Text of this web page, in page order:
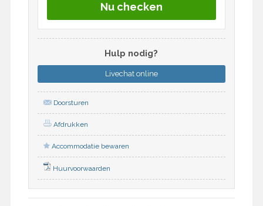
Nu checken
Hulp nodig?
Livechat online
Doorsturen
Afdrukken
Accommodatie bewaren
Huurvoorwaarden